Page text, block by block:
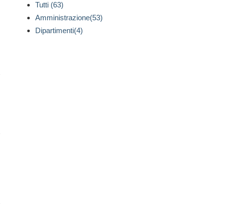
Tutti (63)
Amministrazione(53)
Dipartimenti(4)